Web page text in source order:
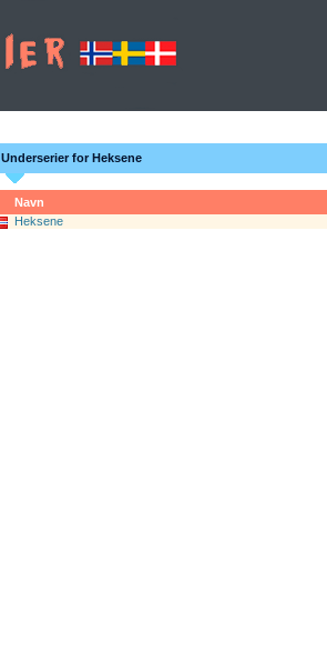
Underserier for Heksene
Navn
Heksene